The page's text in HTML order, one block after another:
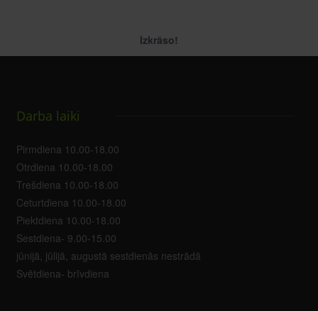
Izkrāso!
Darba laiki
Pirmdiena 10.00-18.00
Otrdiena 10.00-18.00
Trešdiena 10.00-18.00
Ceturtdiena 10.00-18.00
Piektdiena 10.00-18.00
Sestdiena- 9.00-15.00
jūnijā, jūlijā, augustā sestdienās nestrādā
Svētdiena- brīvdiena